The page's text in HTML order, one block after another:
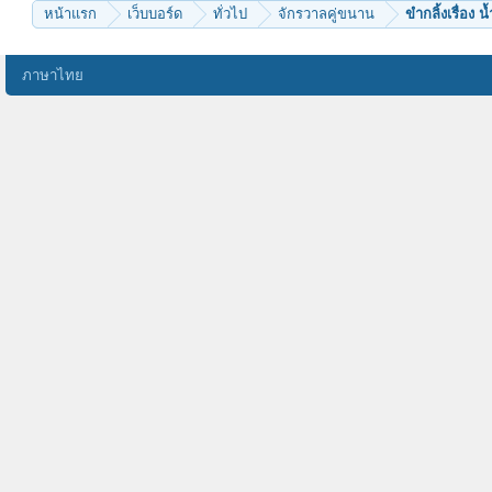
หน้าแรก เว็บบอร์ด ทั่วไป จักรวาลคู่ขนาน ขำกลิ้งเรื่อง น้
ภาษาไทย